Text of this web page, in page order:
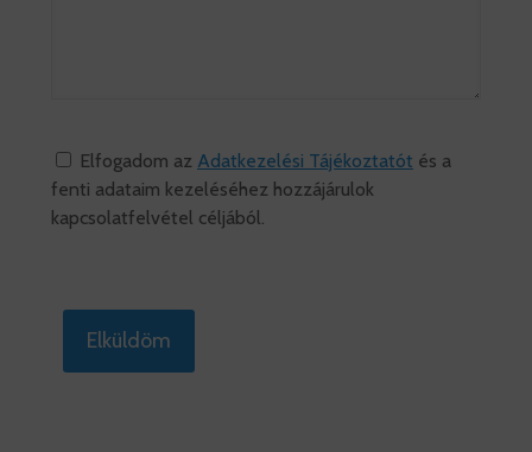
Elfogadom az Adatkezelési Tájékoztatót és a
fenti adataim kezeléséhez hozzájárulok
kapcsolatfelvétel céljából.